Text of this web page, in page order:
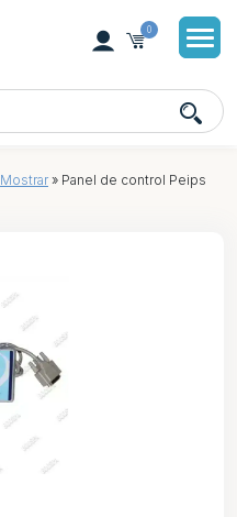
0
Mostrar » Panel de control Peips